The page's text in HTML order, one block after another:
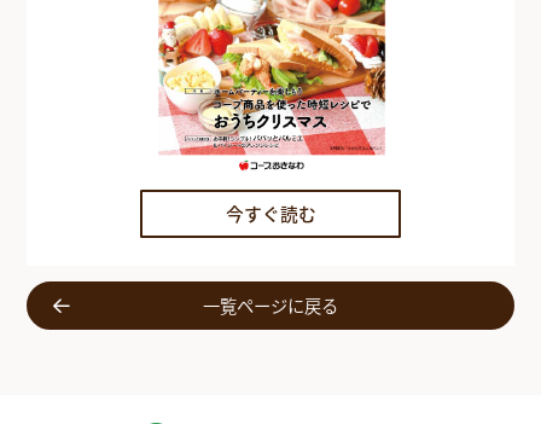
今すぐ読む
一覧ページに戻る